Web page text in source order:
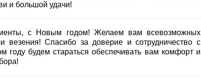
и большой удачи!
с Новым годом! Желаем вам всевозможных
и везения! Спасибо за доверие и сотрудничество с
году будем стараться обеспечивать вам комфорт и